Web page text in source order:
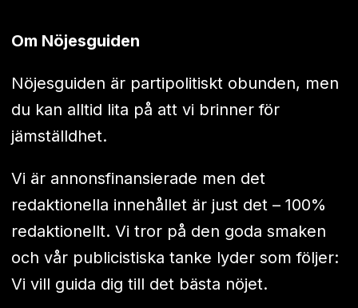
Om Nöjesguiden
Nöjesguiden är partipolitiskt obunden, men
du kan alltid lita på att vi brinner för
jämställdhet.
Vi är annonsfinansierade men det
redaktionella innehållet är just det – 100%
redaktionellt. Vi tror på den goda smaken
och vår publicistiska tanke lyder som följer:
Vi vill guida dig till det bästa nöjet.